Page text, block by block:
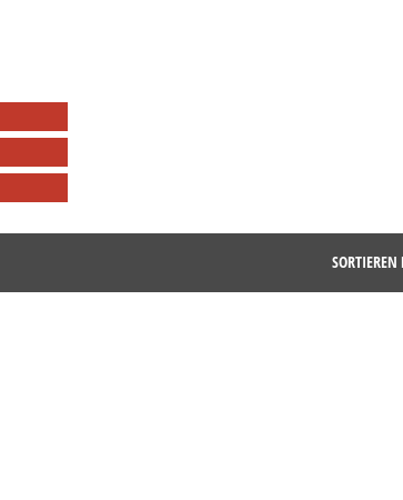
SORTIEREN